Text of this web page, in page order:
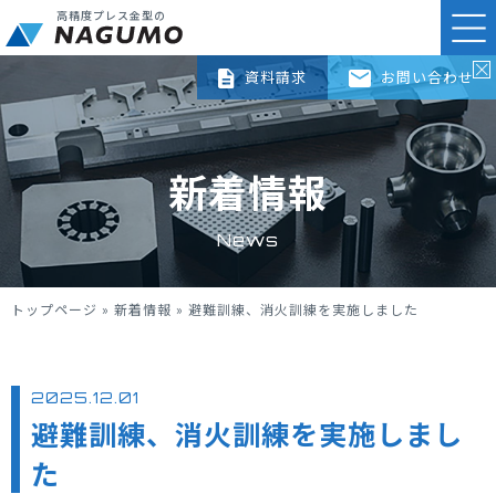
高精度プレス金型の
資料請求 お問い合わせ
新着情報
News
トップページ » 新着情報 » 避難訓練、消火訓練を実施しました
2025.12.01
避難訓練、消火訓練を実施しまし
た